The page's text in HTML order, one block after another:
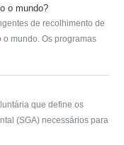
o mundo?
de recolhimento de
mundo. Os programas
que define os
(SGA) necessários para